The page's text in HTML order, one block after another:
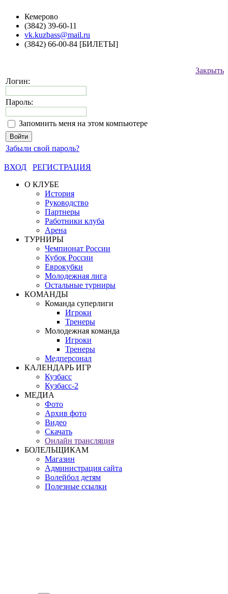
Кемерово
(3842) 39-60-11
vk.kuzbass@mail.ru
(3842) 66-00-84 [БИЛЕТЫ]
Закрыть
Логин:
Пароль:
Запомнить меня на этом компьютере
Забыли свой пароль?
ВХОД
РЕГИСТРАЦИЯ
О КЛУБЕ
История
Руководство
Партнеры
Работники клуба
Арена
ТУРНИРЫ
Чемпионат России
Кубок России
Еврокубки
Молодежная лига
Остальные турниры
КОМАНДЫ
Команда суперлиги
Игроки
Тренеры
Молодежная команда
Игроки
Тренеры
Медперсонал
КАЛЕНДАРЬ ИГР
Кузбасс
Кузбасс-2
МЕДИА
Фото
Архив фото
Видео
Скачать
Онлайн трансляция
БОЛЕЛЬЩИКАМ
Магазин
Администрация сайта
Волейбол детям
Полезные ссылки